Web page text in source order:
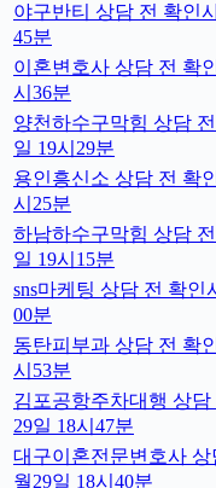
야구반티 상담 전 확인
45분
이혼변호사 상담 전 확
시36분
양천하수구막힘 상담
일 19시29분
용인흥신소 상담 전 확
시25분
하남하수구막힘 상담
일 19시15분
sns마케팅 상담 전 확인
00분
동탄피부과 상담 전 확
시53분
김포공항주차대행 상담
29일 18시47분
대구이혼전문변호사 상
월29일 18시40분